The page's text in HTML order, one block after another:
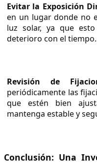
Evitar la Exposición
en un lugar donde no
luz solar, ya que
deterioro con el tiempo.
Revisión de
periódicamente las
que estén bien
mantenga estable y
Conclusión: Una